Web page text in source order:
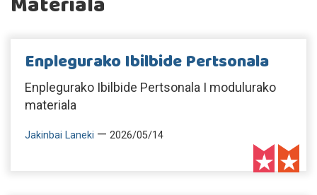
Enplegurako Ibilbide Pertsonala
Enplegurako Ibilbide Pertsonala I modulurako
materiala
Jakinbai Laneki — 2026/05/14